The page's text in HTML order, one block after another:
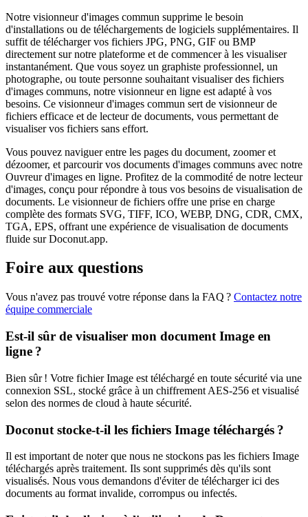
Notre visionneur d'images commun supprime le besoin
d'installations ou de téléchargements de logiciels supplémentaires. Il
suffit de télécharger vos fichiers JPG, PNG, GIF ou BMP
directement sur notre plateforme et de commencer à les visualiser
instantanément. Que vous soyez un graphiste professionnel, un
photographe, ou toute personne souhaitant visualiser des fichiers
d'images communs, notre visionneur en ligne est adapté à vos
besoins. Ce visionneur d'images commun sert de visionneur de
fichiers efficace et de lecteur de documents, vous permettant de
visualiser vos fichiers sans effort.
Vous pouvez naviguer entre les pages du document, zoomer et
dézoomer, et parcourir vos documents d'images communs avec notre
Ouvreur d'images en ligne. Profitez de la commodité de notre lecteur
d'images, conçu pour répondre à tous vos besoins de visualisation de
documents. Le visionneur de fichiers offre une prise en charge
complète des formats SVG, TIFF, ICO, WEBP, DNG, CDR, CMX,
TGA, EPS, offrant une expérience de visualisation de documents
fluide sur Doconut.app.
Foire aux questions
Vous n'avez pas trouvé votre réponse dans la FAQ ? Contactez notre
équipe commerciale
Est-il sûr de visualiser mon document Image en
ligne ?
Bien sûr ! Votre fichier Image est téléchargé en toute sécurité via une
connexion SSL, stocké grâce à un chiffrement AES-256 et visualisé
selon des normes de cloud à haute sécurité.
Doconut stocke-t-il les fichiers Image téléchargés ?
Il est important de noter que nous ne stockons pas les fichiers Image
téléchargés après traitement. Ils sont supprimés dès qu'ils sont
visualisés. Nous vous demandons d'éviter de télécharger ici des
documents au format invalide, corrompus ou infectés.